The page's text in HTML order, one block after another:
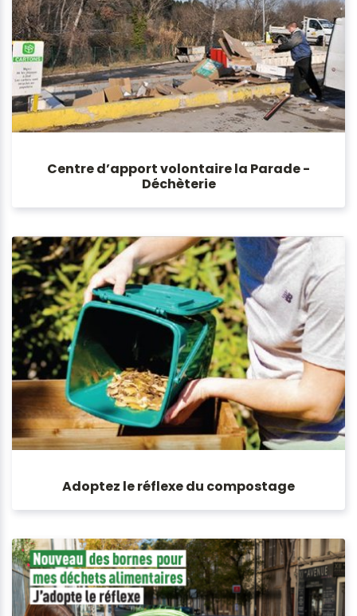
Centre d’apport volontaire la Parade -
Déchèterie
Adoptez le réflexe du compostage